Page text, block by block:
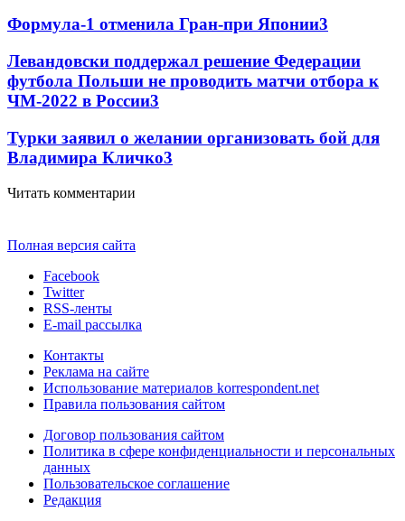
Формула-1 отменила Гран-при Японии3
Левандовски поддержал решение Федерации
футбола Польши не проводить матчи отбора к
ЧМ-2022 в России3
Турки заявил о желании организовать бой для
Владимира Кличко3
Читать комментарии
Полная версия сайта
Facebook
Twitter
RSS-ленты
E-mail рассылка
Контакты
Реклама на сайте
Использование материалов korrespondent.net
Правила пользования сайтом
Договор пользования сайтом
Политика в сфере конфиденциальности и персональных
данных
Пользовательское соглашение
Редакция